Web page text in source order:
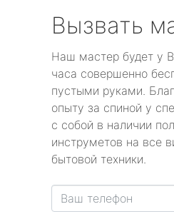
Вызвать
Наш мастер будет у
часа совершенно
пустыми руками.
опыту за спиной у
с собой в наличии
инструметов на все
бытовой техники.